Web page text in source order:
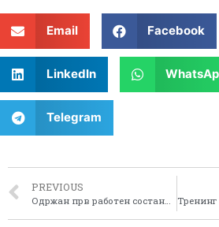
Email Facebook
LinkedIn
Telegram
PREVIOUS